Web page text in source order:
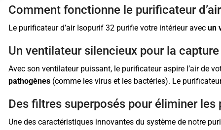
Comment fonctionne le purificateur
Le purificateur d’air Isopurif 32 purifie votre intérieur avec un
Un ventilateur silencieux pour la
Avec son ventilateur puissant, le purificateur aspire l’air de
pathogènes (comme les virus et les bactéries). Le
Des filtres superposés pour éliminer
Une des caractéristiques innovantes du système de notre